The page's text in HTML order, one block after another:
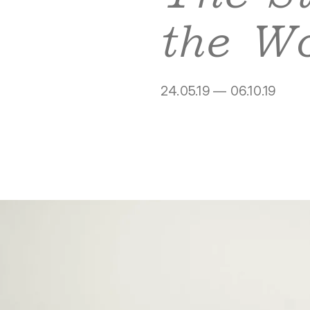
the
24.05.19 — 06.10.19